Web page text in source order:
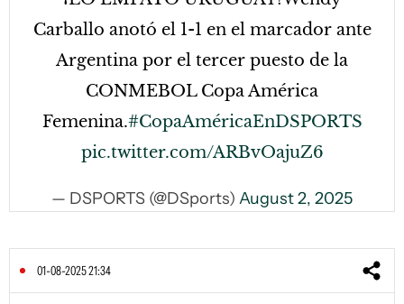
Carballo anotó el 1-1 en el marcador ante
Argentina por el tercer puesto de la
CONMEBOL Copa América
Femenina.#CopaAméricaEnDSPORTS
pic.twitter.com/ARBvOajuZ6
— DSPORTS (@DSports) August 2, 2025
01-08-2025 21:34